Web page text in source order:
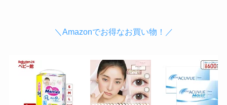
＼Amazonでお得なお買い物！／